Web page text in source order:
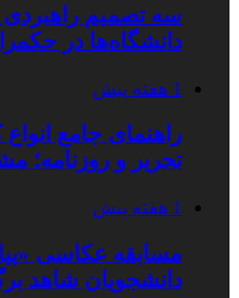
سه تصمیم
دانشگاه‌ها در
1 هفته پیش
راهنمای جامع
تحریر و روزنامه؛
1 هفته پیش
مسابقه عکاسی
دانشجویان شاهد